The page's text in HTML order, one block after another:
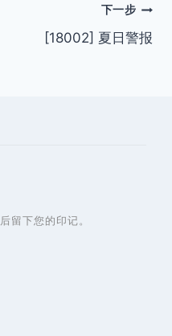
下一步
[18002] 夏日警报
后留下您的印记。